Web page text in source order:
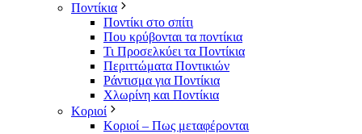
Ποντίκια
Ποντίκι στο σπίτι
Που κρύβονται τα ποντίκια
Τι Προσελκύει τα Ποντίκια
Περιττώματα Ποντικιών
Ράντισμα για Ποντίκια
Χλωρίνη και Ποντίκια
Κοριοί
Κοριοί – Πως μεταφέρονται